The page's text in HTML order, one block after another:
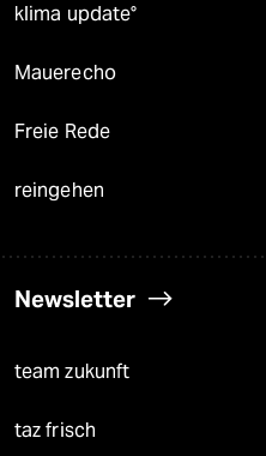
klima update°
Mauerecho
Freie Rede
reingehen
Newsletter
team zukunft
taz frisch